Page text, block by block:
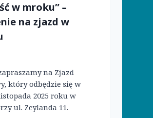
w mroku” –
na zjazd w
na Zjazd
który odbędzie się w
2025 roku w
ul. Zeylanda 11.